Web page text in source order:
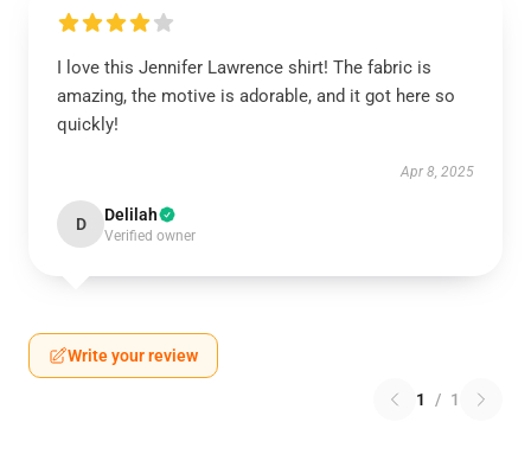
I love this Jennifer Lawrence shirt! The fabric is
amazing, the motive is adorable, and it got here so
quickly!
Apr 8, 2025
D Delilah
Verified owner
Write your review
1 / 1